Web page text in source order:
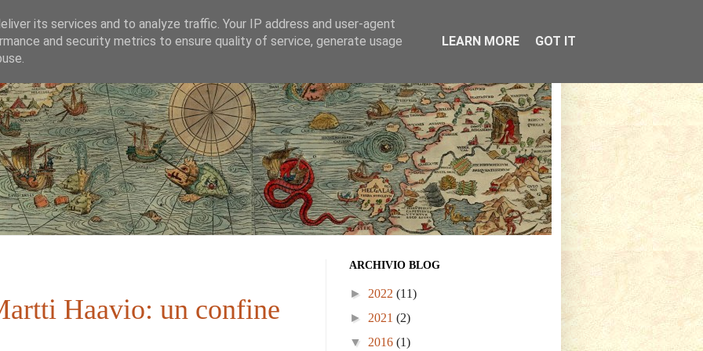
del Progetto Bifröst
Haavio: un confine
ARCHIVIO BLOG
► 2022 (11)
► 2021 (2)
▼ 2016 (1)
its services and to analyze traffic. Your IP address and user-agent
and security metrics to ensure quality of service, generate usage
LEARN MORE GOT IT